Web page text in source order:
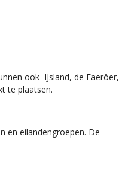
ook IJsland, de Faeröer,
te plaatsen.
en eilandengroepen. De